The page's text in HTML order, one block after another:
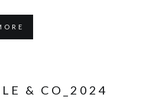
& CO_2024